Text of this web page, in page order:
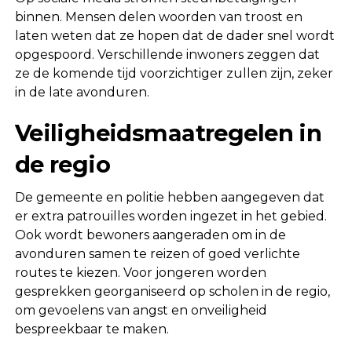
binnen. Mensen delen woorden van troost en
laten weten dat ze hopen dat de dader snel wordt
opgespoord. Verschillende inwoners zeggen dat
ze de komende tijd voorzichtiger zullen zijn, zeker
in de late avonduren.
Veiligheidsmaatregelen in
de regio
De gemeente en politie hebben aangegeven dat
er extra patrouilles worden ingezet in het gebied.
Ook wordt bewoners aangeraden om in de
avonduren samen te reizen of goed verlichte
routes te kiezen. Voor jongeren worden
gesprekken georganiseerd op scholen in de regio,
om gevoelens van angst en onveiligheid
bespreekbaar te maken.